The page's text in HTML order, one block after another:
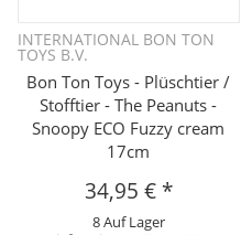
INTERNATIONAL BON TON
TOYS B.V.
Bon Ton Toys - Plüschtier /
Stofftier - The Peanuts -
Snoopy ECO Fuzzy cream
17cm
34,95 € *
8 Auf Lager